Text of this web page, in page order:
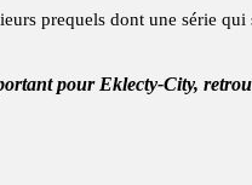
prequels dont une série
pour Eklecty-City,